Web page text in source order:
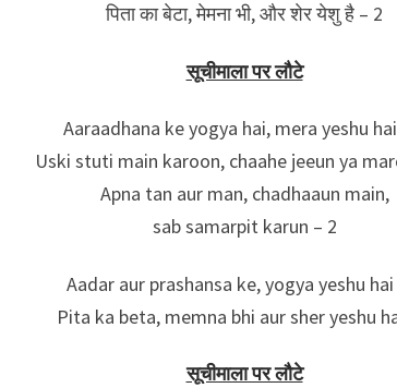
पिता का बेटा, मेमना भी, और शेर येशु है – 2
सूचीमाला पर लौटे
Aaraadhana ke yogya hai, mera yeshu
Uski stuti main karoon, chaahe jeeun ya
Apna tan aur man, chadhaaun main,
sab samarpit karun – 2
Aadar aur prashansa ke, yogya yeshu hai
Pita ka beta, memna bhi aur sher yeshu
सूचीमाला पर लौटे